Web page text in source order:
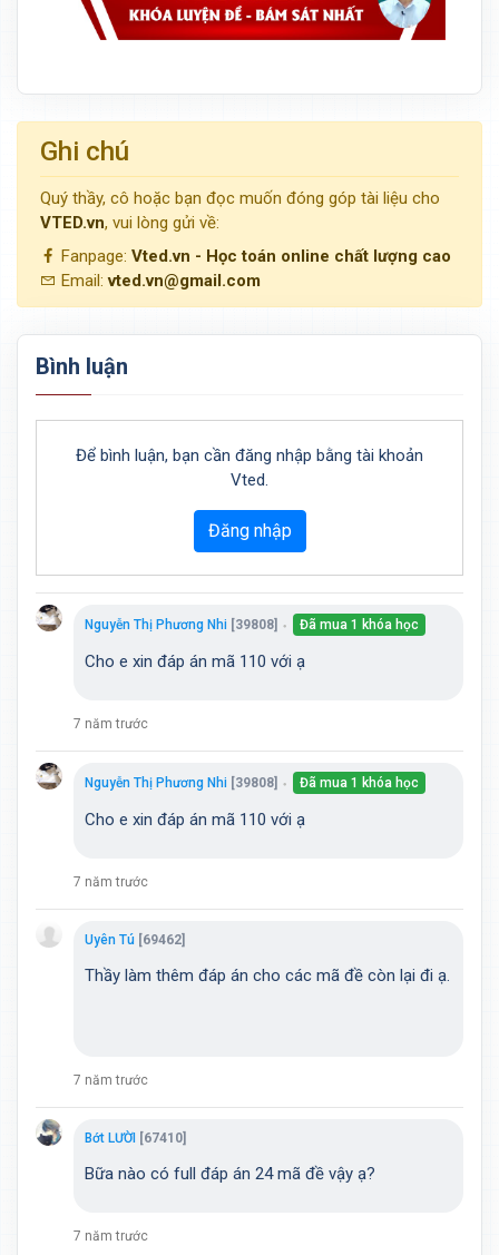
Ghi chú
Quý thầy, cô hoặc bạn đọc muốn đóng góp tài liệu cho
VTED.vn, vui lòng gửi về:
Fanpage: Vted.vn - Học toán online chất lượng cao
Email:vted.vn@gmail.com
Bình luận
Để bình luận, bạn cần đăng nhập bằng tài khoản
Vted.
Đăng nhập
Nguyễn Thị Phương Nhi [39808] ● Đã mua 1 khóa học
Cho e xin đáp án mã 110 với ạ
7 năm trước
Nguyễn Thị Phương Nhi [39808] ● Đã mua 1 khóa học
Cho e xin đáp án mã 110 với ạ
7 năm trước
Uyên Tú [69462]
Thầy làm thêm đáp án cho các mã đề còn lại đi ạ.
7 năm trước
Bớt LƯỜI [67410]
Bữa nào có full đáp án 24 mã đề vậy ạ?
7 năm trước